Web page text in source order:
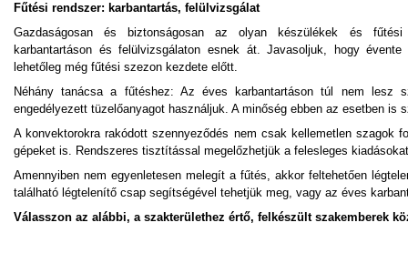
Fűtési rendszer: karbantartás, felülvizsgálat
Gazdaságosan és biztonságosan az olyan készülékek és fűtési
karbantartáson és felülvizsgálaton esnek át. Javasoljuk, hogy
lehetőleg még fűtési szezon kezdete előtt.
Néhány tanácsa a fűtéshez: Az éves karbantartáson túl nem lesz
engedélyezett tüzelőanyagot használjuk. A minőség ebben az esetben is
A konvektorokra rakódott szennyeződés nem csak kellemetlen szagok
gépeket is. Rendszeres tisztítással megelőzhetjük a felesleges
Amennyiben nem egyenletesen melegít a fűtés, akkor feltehetően
található légtelenítő csap segítségével tehetjük meg, vagy az éves
Válasszon az alábbi, a szakterülethez értő, felkészült szakemberek